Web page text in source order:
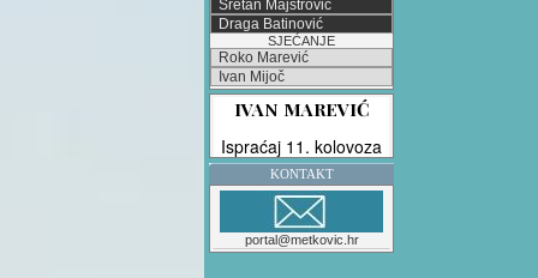
Sretan Majstrović
Draga Batinović
SJEĆANJE
Roko Marević
Ivan Mijoč
KONTAKT
portal@metkovic.hr